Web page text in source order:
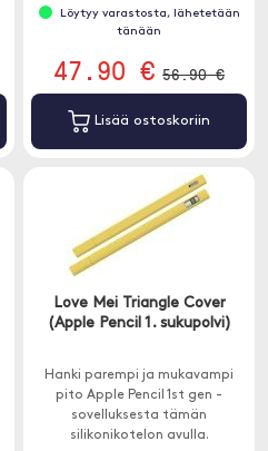
Löytyy varastosta, lähetetään
tänään
47.90 € 56.90 €
Lisää ostoskoriin
Love Mei Triangle Cover
(Apple Pencil 1. sukupolvi)
Hanki parempi ja mukavampi
pito Apple Pencil 1st gen -
sovelluksesta tämän
silikonikotelon avulla.